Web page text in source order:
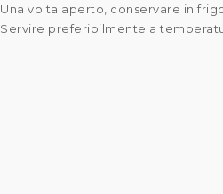
Una volta aperto, conservare in
Servire preferibilmente a